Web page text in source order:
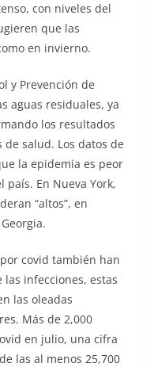
con niveles del
que las
en invierno.
y Prevención de
aguas residuales, ya
los resultados
salud. Los datos de
la epidemia es peor
país. En Nueva York,
“altos”, en
covid también han
infecciones, estas
las oleadas
Más de 2,000
en julio, una cifra
las al menos 25,700